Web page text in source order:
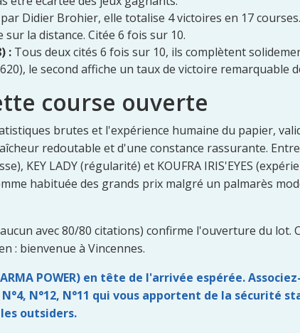
Didier Brohier, elle totalise 4 victoires en 17
la distance. Citée 6 fois sur 10.
: Tous deux cités 6 fois sur 10, ils complètent
le second affiche un taux de victoire remarquable
course ouverte
brutes et l'expérience humaine du papier,
redoutable et d'une constance rassurante.
KEY LADY (régularité) et KOUFRA IRIS'EYES
habituée des grands prix malgré un palmarès
avec 80/80 citations) confirme l'ouverture du lot.
: bienvenue à Vincennes.
POWER) en tête de l'arrivée espérée.
N°4, N°12, N°11 qui vous apportent de la sécurité
outsiders.